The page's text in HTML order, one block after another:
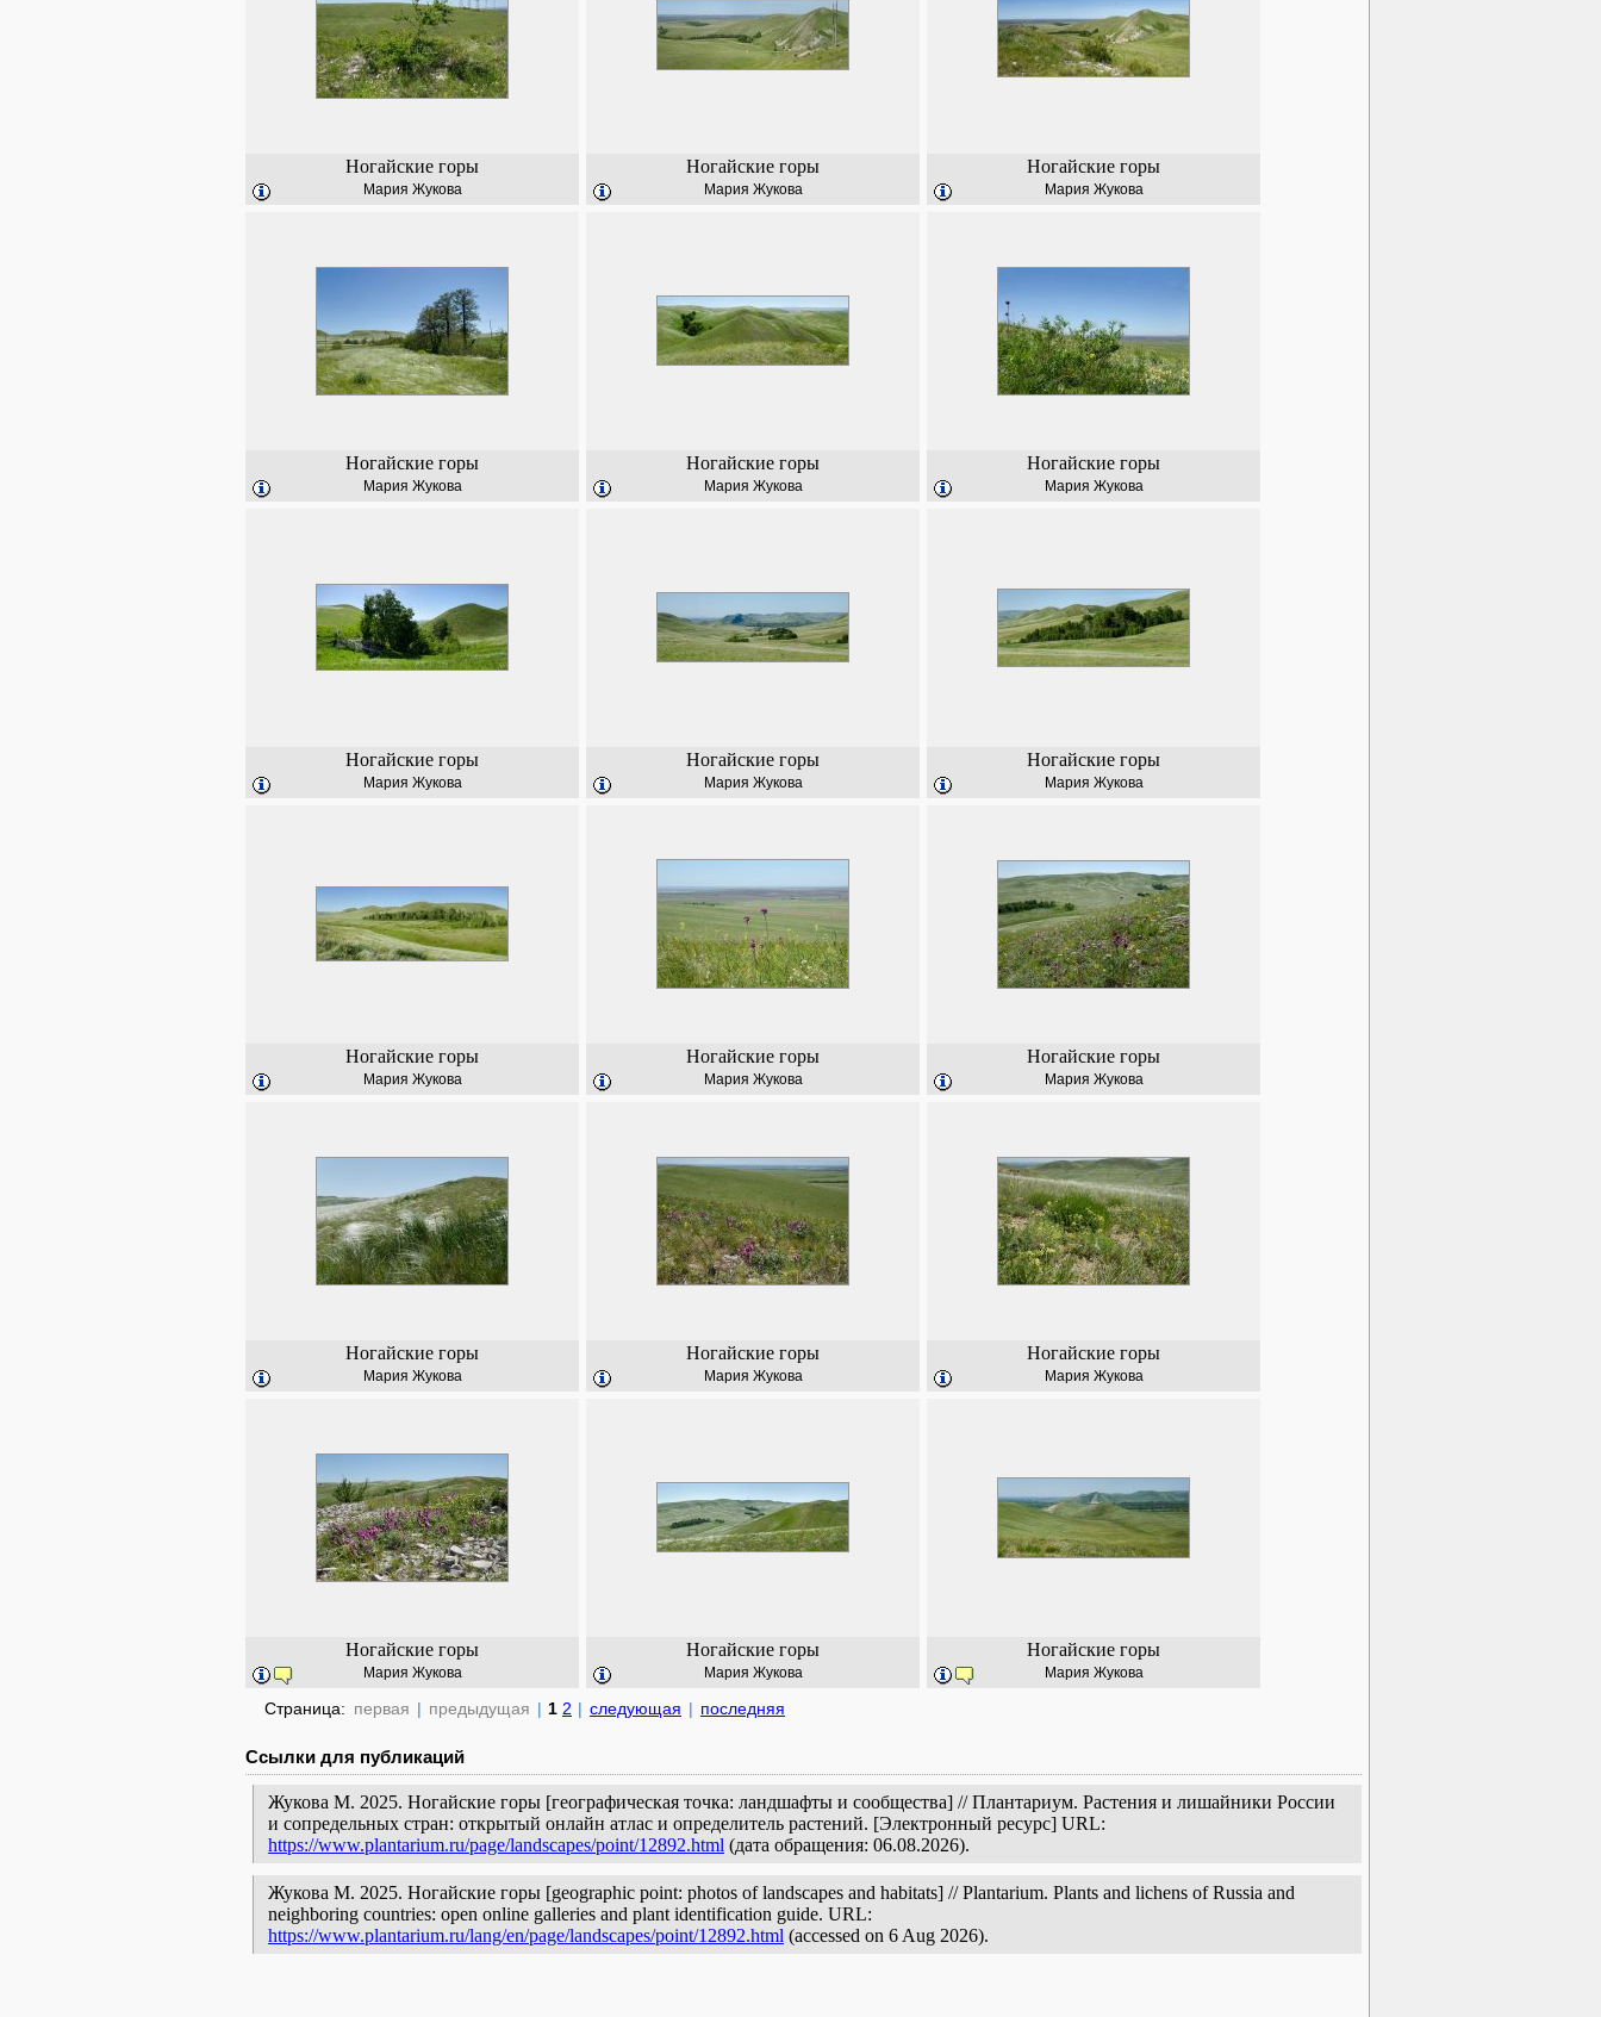
Ногайские горы
Мария Жукова
Ногайские горы
Мария Жукова
Ногайские горы
Мария Жукова
Ногайские горы
Мария Жукова
Ногайские горы
Мария Жукова
Ногайские горы
Мария Жукова
Ногайские горы
Мария Жукова
Ногайские горы
Мария Жукова
Ногайские горы
Мария Жукова
Ногайские горы
Мария Жукова
Ногайские горы
Мария Жукова
Ногайские горы
Мария Жукова
Ногайские горы
Мария Жукова
Ногайские горы
Мария Жукова
Ногайские горы
Мария Жукова
Ногайские горы
Мария Жукова
Ногайские горы
Мария Жукова
Ногайские горы
Мария Жукова
Страница: первая | предыдущая | 1 2 | следующая | последняя
Ссылки для публикаций
Жукова М. 2025. Ногайские горы [географическая точка: ландшафты и сообщества] // Плантариум. Растения и лишайники России
и сопредельных стран: открытый онлайн атлас и определитель растений. [Электронный ресурс] URL:
https://www.plantarium.ru/page/landscapes/point/12892.html (дата обращения: 06.08.2026).
Жукова М. 2025. Ногайские горы [geographic point: photos of landscapes and habitats] // Plantarium. Plants and lichens of Russia and
neighboring countries: open online galleries and plant identification guide. URL:
https://www.plantarium.ru/lang/en/page/landscapes/point/12892.html (accessed on 6 Aug 2026).